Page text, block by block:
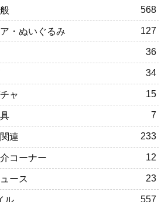
568
・ぬいぐるみ 127
36
34
ャ 15
7
連 233
コーナー 12
ース 23
557